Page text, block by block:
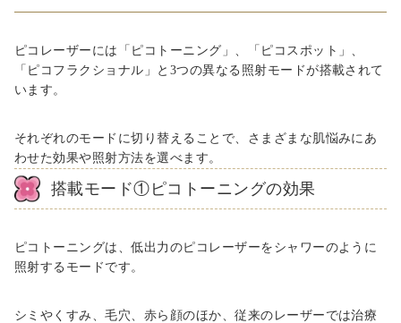
ピコレーザーには「ピコトーニング」、「ピコスポット」、
「ピコフラクショナル」と3つの異なる照射モードが搭載されて
います。
それぞれのモードに切り替えることで、さまざまな肌悩みにあ
わせた効果や照射方法を選べます。
搭載モード①ピコトーニングの効果
ピコトーニングは、低出力のピコレーザーをシャワーのように
照射するモードです。
シミやくすみ、毛穴、赤ら顔のほか、従来のレーザーでは治療